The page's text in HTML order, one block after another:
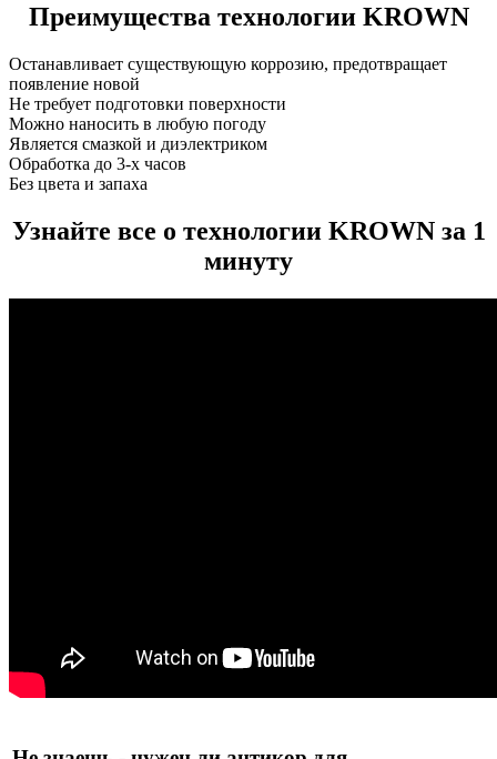
Преимущества технологии KROWN
Останавливает существующую коррозию, предотвращает
появление новой
Не требует подготовки поверхности
Можно наносить в любую погоду
Является смазкой и диэлектриком
Обработка до 3-х часов
Без цвета и запаха
Узнайте все о технологии KROWN за 1
минуту